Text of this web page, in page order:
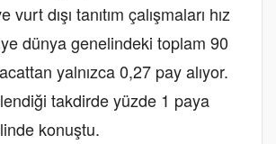
dışı tanıtım çalışmaları hız
dünya genelindeki toplam 90
yalnızca 0,27 pay alıyor.
takdirde yüzde 1 paya
konuştu.